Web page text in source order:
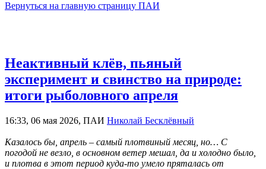
Вернуться на главную страницу ПАИ
Неактивный клёв, пьяный
эксперимент и свинство на природе:
итоги рыболовного апреля
16:33, 06 мая 2026, ПАИ Николай Бесклёвный
Казалось бы, апрель – самый плотвиный месяц, но… С
погодой не везло, в основном ветер мешал, да и холодно было,
и плотва в этот период куда-то умело пряталась от